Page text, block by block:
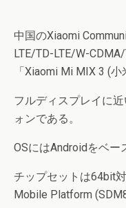
中国のXiaomi
LTE/TD-LTE/W-
「Xiaomi Mi MIX 3 (
フルディスプレイに
ォンである。
OSにはAndroidをベー
チップセットは64bit
Mobile Platform